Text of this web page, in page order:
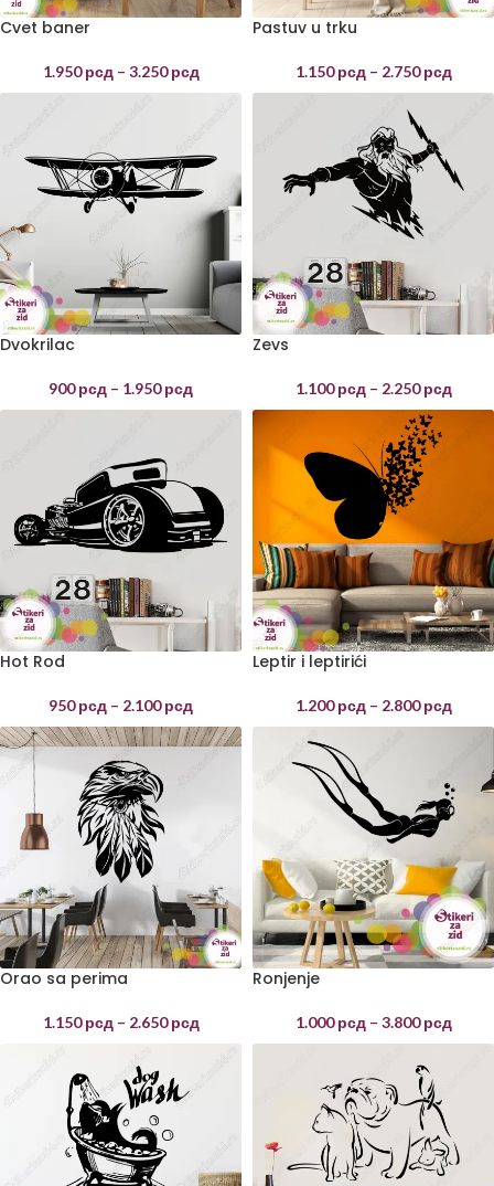
Cvet baner
1.950рсд – 3.250рсд
Pastuv u trku
1.150рсд – 2.750рсд
Dvokrilac
900рсд – 1.950рсд
Zevs
1.100рсд – 2.250рсд
Hot Rod
950рсд – 2.100рсд
Leptir i leptirići
1.200рсд – 2.800рсд
Orao sa perima
1.150рсд – 2.650рсд
Ronjenje
1.000рсд – 3.800рсд